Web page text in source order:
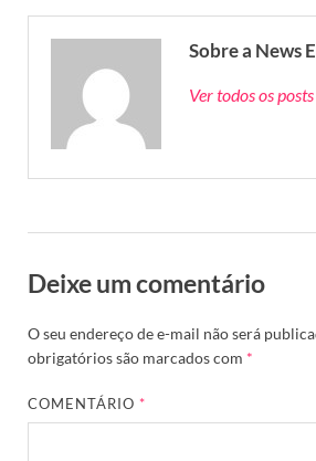
Sobre a News
Ver todos os
Deixe um comentário
O seu endereço de e-mail não será
obrigatórios são marcados com *
COMENTÁRIO*